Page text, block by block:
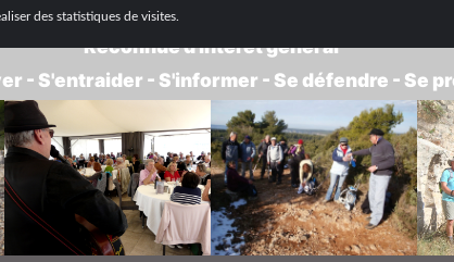
des statistiques de visites.
DE RETRAITÉS - GROUPE
Reconnue d'intérêt général
- S'entraider - S'informer - Se défendre - Se